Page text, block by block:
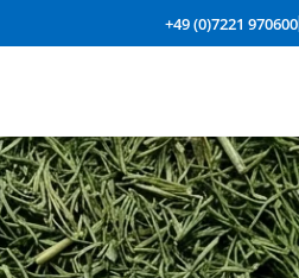
+49 (0)7221 970600